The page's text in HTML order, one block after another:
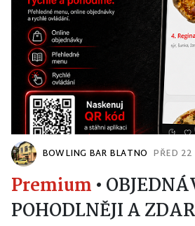
BOWLING BAR BLATNO PŘED
Premium •
POHODLNĚJI A